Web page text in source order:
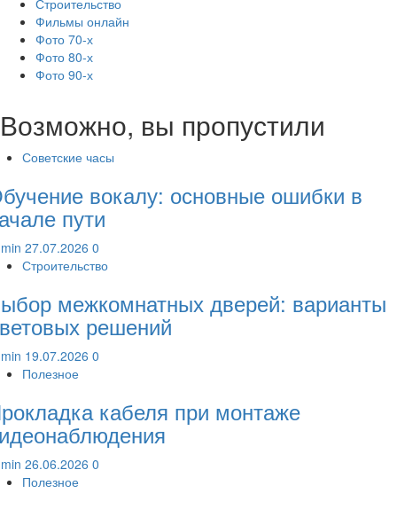
Фильмы онлайн
Фото 70-х
Фото 80-х
Фото 90-х
Возможно, вы пропустили
Советские часы
вокалу: основные ошибки в
пути
27.07.2026 0
Строительство
межкомнатных дверей: варианты
решений
19.07.2026 0
Полезное
кабеля при монтаже
26.06.2026 0
Полезное